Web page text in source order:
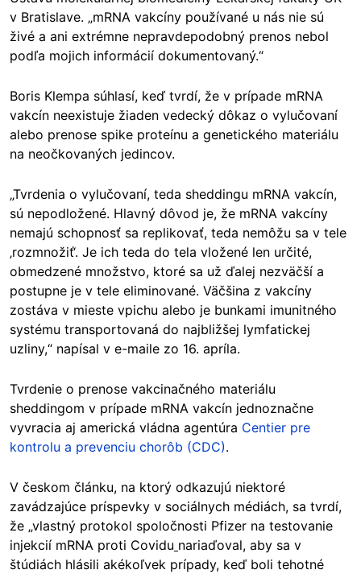
v Bratislave. „mRNA vakcíny používané u nás nie sú
živé a ani extrémne nepravdepodobný prenos nebol
podľa mojich informácií dokumentovaný.“
Boris Klempa súhlasí, keď tvrdí, že v prípade mRNA
vakcín neexistuje žiaden vedecký dôkaz o vylučovaní
alebo prenose spike proteínu a genetického materiálu
na neočkovaných jedincov.
„Tvrdenia o vylučovaní, teda sheddingu mRNA vakcín,
sú nepodložené. Hlavný dôvod je, že mRNA vakcíny
nemajú schopnosť sa replikovať, teda nemôžu sa v tele
‚rozmnožiť‘. Je ich teda do tela vložené len určité,
obmedzené množstvo, ktoré sa už ďalej nezväčší a
postupne je v tele eliminované. Väčšina z vakcíny
zostáva v mieste vpichu alebo je bunkami imunitného
systému transportovaná do najbližšej lymfatickej
uzliny,“ napísal v e-maile zo 16. apríla.
Tvrdenie o prenose vakcinačného materiálu
sheddingom v prípade mRNA vakcín jednoznačne
vyvracia aj americká vládna agentúra Centier pre
kontrolu a prevenciu chorôb (CDC).
V českom článku, na ktorý odkazujú niektoré
zavádzajúce príspevky v sociálnych médiách, sa tvrdí,
že „vlastný protokol spoločnosti Pfizer na testovanie
injekcií mRNA proti Covidu nariaďoval, aby sa v
štúdiách hlásili akékoľvek prípady, keď boli tehotné